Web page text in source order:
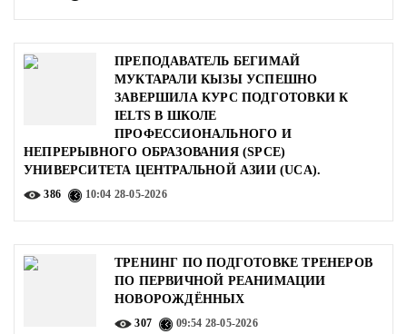
ПРЕПОДАВАТЕЛЬ БЕГИМАЙ
МУКТАРАЛИ КЫЗЫ УСПЕШНО
ЗАВЕРШИЛА КУРС ПОДГОТОВКИ К
IELTS В ШКОЛЕ
ПРОФЕССИОНАЛЬНОГО И
НЕПРЕРЫВНОГО ОБРАЗОВАНИЯ (SPCE)
УНИВЕРСИТЕТА ЦЕНТРАЛЬНОЙ АЗИИ (UCA).
386 10:04 28-05-2026
ТРЕНИНГ ПО ПОДГОТОВКЕ ТРЕНЕРОВ
ПО ПЕРВИЧНОЙ РЕАНИМАЦИИ
НОВОРОЖДЁННЫХ
307 09:54 28-05-2026